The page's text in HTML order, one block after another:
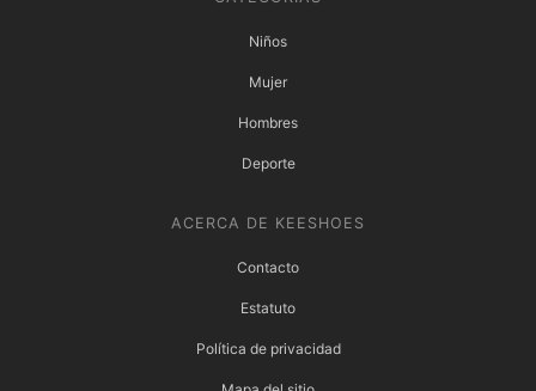
Niños
Mujer
Hombres
Deporte
ACERCA DE KEESHOES
Contacto
Estatuto
Política de privacidad